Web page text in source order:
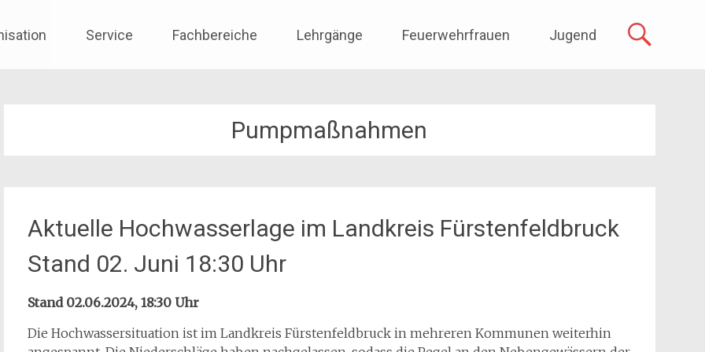
Service Fachbereiche Lehrgänge Feuerwehrfrauen Jugend
Pumpmaßnahmen
Aktuelle Hochwasserlage im Landkreis Fürstenfeldbruck
Stand 02. Juni 18:30 Uhr
Stand 02.06.2024, 18:30 Uhr
Die Hochwassersituation ist im Landkreis Fürstenfeldbruck in mehreren Kommunen weiterhin